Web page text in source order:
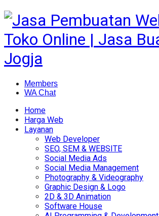
Members
WA Chat
Home
Harga Web
Layanan
Web Developer
SEO, SEM & WEBSITE
Social Media Ads
Social Media Management
Photography & Videography
Graphic Design & Logo
2D & 3D Animation
Software House